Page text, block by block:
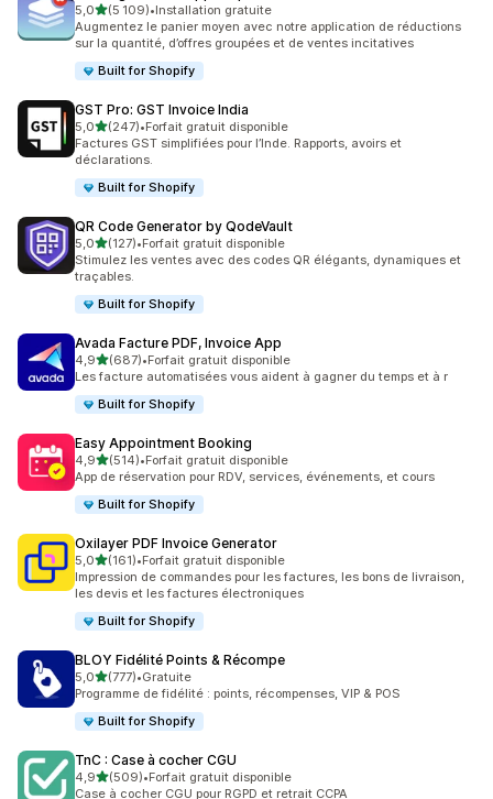
5,0étoile(s) sur 5
(5 109)
5109 avis au total
•Installation gratuite
Augmentez le panier moyen avec notre application de réductions
sur la quantité, d’offres groupées et de ventes incitatives
Built for Shopify
GST Pro: GST Invoice India
5,0étoile(s) sur 5
(247)
247 avis au total
•Forfait gratuit disponible
Factures GST simplifiées pour l’Inde. Rapports, avoirs et
déclarations.
Built for Shopify
QR Code Generator by QodeVault
5,0étoile(s) sur 5
(127)
127 avis au total
•Forfait gratuit disponible
Stimulez les ventes avec des codes QR élégants, dynamiques et
traçables.
Built for Shopify
Avada Facture PDF, Invoice App
4,9étoile(s) sur 5
(687)
687 avis au total
•Forfait gratuit disponible
Les facture automatisées vous aident à gagner du temps et à r
Built for Shopify
Easy Appointment Booking
4,9étoile(s) sur 5
(514)
514 avis au total
•Forfait gratuit disponible
App de réservation pour RDV, services, événements, et cours
Built for Shopify
Oxilayer PDF Invoice Generator
5,0étoile(s) sur 5
(161)
161 avis au total
•Forfait gratuit disponible
Impression de commandes pour les factures, les bons de livraison,
les devis et les factures électroniques
Built for Shopify
BLOY Fidélité Points & Récompe
5,0étoile(s) sur 5
(777)
777 avis au total
•Gratuite
Programme de fidélité : points, récompenses, VIP & POS
Built for Shopify
TnC : Case à cocher CGU
4,9étoile(s) sur 5
(509)
509 avis au total
•Forfait gratuit disponible
Case à cocher CGU pour RGPD et retrait CCPA